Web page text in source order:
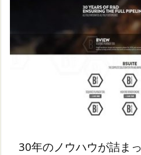
30年のノウハウが詰ま